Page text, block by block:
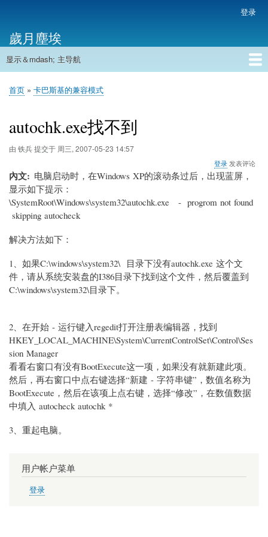
主
内
帐
户
菜
单
登录
歲月塵埃
主
航
显示＆mdash; 主导航
首页
面
屑
首页 卡巴斯基的兼容模式
autochk.exe找不到
由 铁兵提交于 周三, 2007-05-23 14:57
登录 发表评论
內文
电脑启动时，在Windows XP的滚动条过后，出现蓝屏，
显示如下提示：
\SystemRoot\Windows\system32\autochk.exe - progrom not found
skipping autocheck
解决方法如下：
1、如果C:\windows\system32\ 目录下没有autochk.exe 这个文
件，请从系统安装盘的I386目录下找到这个文件，然后覆盖到
C:\windows\system32\目录下。
2、在开始 - 运行键入regedit打开注册表编辑器，找到
HKEY_LOCAL_MACHINE\System\CurrentControlSet\Control\Ses
sion Manager
看看右窗口有没有BootExecute这一项，如果没有就新建此项。
然后，再右窗口中点右键选择“新建 - 字符串键”，数值名称为
BootExecute，然后在该项上点右键，选择“修改”，在数值数据
中填入 autocheck autochk *
3、重起电脑。
用户帐户菜单
登录